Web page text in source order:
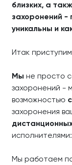
близких, а
захоронений -
уникальны и
Итак
Мы не просто
захоронений -
возможностью
захоронения
исполнителями:
Мы работаем